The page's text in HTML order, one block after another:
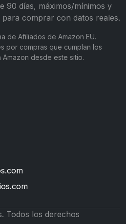
90 días, máximos/mínimos y
para comprar con datos reales.
de Afiliados de Amazon EU.
por compras que cumplan los
desde este sitio.
Todos los derechos